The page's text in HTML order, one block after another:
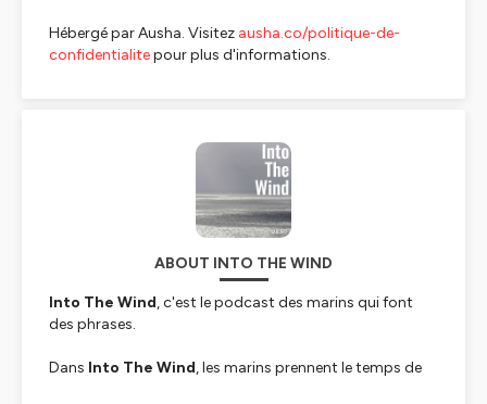
Hébergé par Ausha. Visitez ausha.co/politique-de-
confidentialitepour plus d'informations.
ABOUT INTO THE WIND
Into The Wind, c'est le podcast des marins qui font
des phrases.
Dans Into The Wind, les marins prennent le temps de